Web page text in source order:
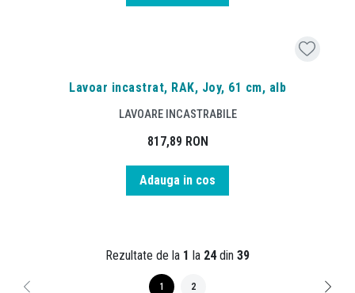
Lavoar incastrat, RAK, Joy, 61 cm, alb
LAVOARE INCASTRABILE
817,89 RON
Adauga in cos
Rezultate de la 1 la 24din 39
1 2